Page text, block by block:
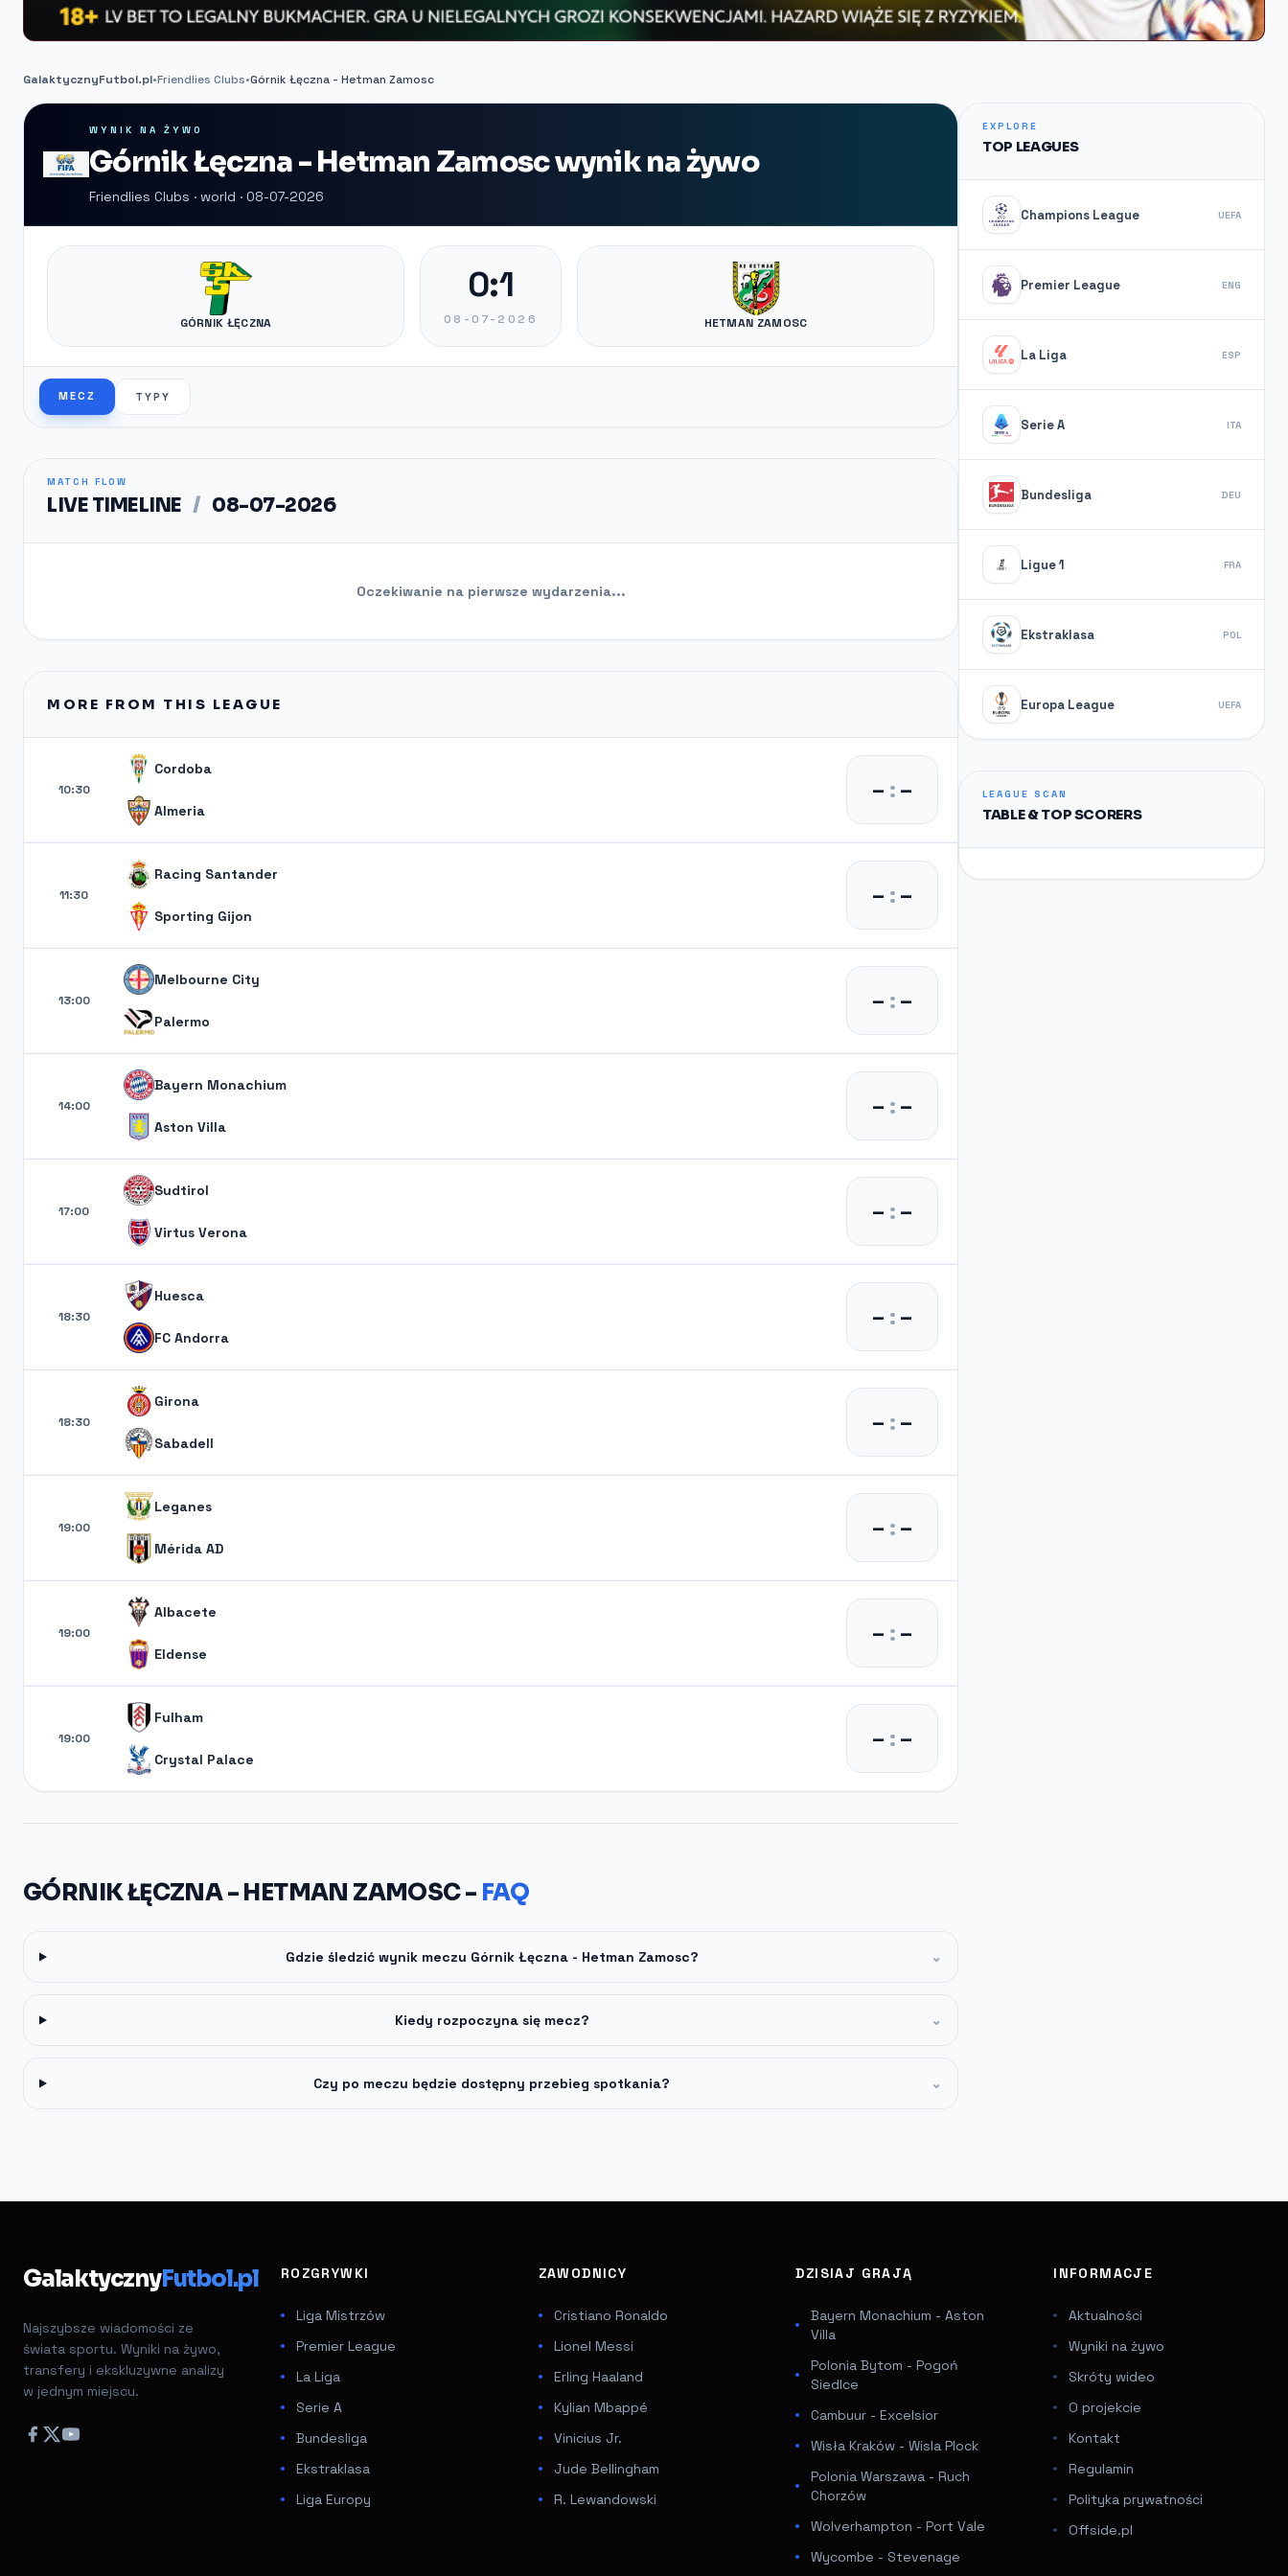
GalaktycznyFutbol.pl•Friendlies Clubs•Górnik Łęczna - Hetman Zamosc
WYNIK NA ŻYWO
Górnik Łęczna - Hetman Zamosc wynik na żywo
Friendlies Clubs · world · 08-07-2026
GÓRNIK ŁĘCZNA
0:1
08-07-2026 HETMAN ZAMOSC
MECZ TYPY
MATCH FLOW
LIVE TIMELINE / 08-07-2026
Oczekiwanie na pierwsze wydarzenia...
MORE FROM THIS LEAGUE
10:30
Cordoba
Almeria
– :–
11:30
Racing Santander
Sporting Gijon
– :–
13:00
Melbourne City
Palermo
– :–
14:00
Bayern Monachium
Aston Villa
– :–
17:00
Sudtirol
Virtus Verona
– :–
18:30
Huesca
FC Andorra
– :–
18:30
Girona
Sabadell
– :–
19:00
Leganes
Mérida AD
– :–
19:00
Albacete
Eldense
– :–
19:00
Fulham
Crystal Palace
– :–
GÓRNIK ŁĘCZNA - HETMAN ZAMOSC - FAQ
Gdzie śledzić wynik meczu Górnik Łęczna - Hetman Zamosc? ⌄
Kiedy rozpoczyna się mecz? ⌄
Czy po meczu będzie dostępny przebieg spotkania? ⌄
EXPLORE
TOP LEAGUES
Champions League UEFA
Premier League ENG
La Liga ESP
Serie A ITA
Bundesliga DEU
Ligue 1 FRA
Ekstraklasa POL
Europa League UEFA
LEAGUE SCAN
TABLE & TOP SCORERS
GalaktycznyFutbol.pl
Najszybsze wiadomości ze
świata sportu. Wyniki na żywo,
transfery i ekskluzywne analizy
w jednym miejscu.
ROZGRYWKI
Liga Mistrzów
Premier League
La Liga
Serie A
Bundesliga
Ekstraklasa
Liga Europy
ZAWODNICY
Cristiano Ronaldo
Lionel Messi
Erling Haaland
Kylian Mbappé
Vinicius Jr.
Jude Bellingham
R. Lewandowski
DZISIAJ GRAJĄ
Bayern Monachium - Aston
Villa
Polonia Bytom - Pogoń
Siedlce
Cambuur - Excelsior
Wisła Kraków - Wisla Plock
Polonia Warszawa - Ruch
Chorzów
Wolverhampton - Port Vale
Wycombe - Stevenage
INFORMACJE
Aktualności
Wyniki na żywo
Skróty wideo
O projekcie
Kontakt
Regulamin
Polityka prywatności
Offside.pl